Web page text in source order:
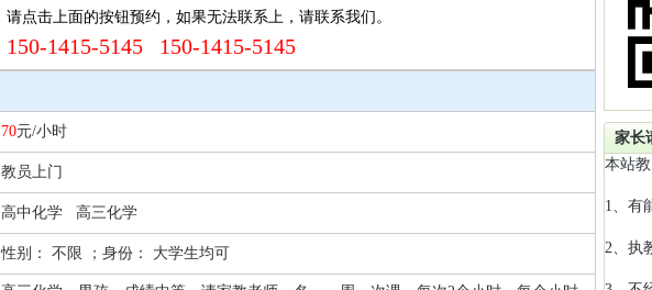
请点击上面的按钮预约，如果无法联系上，请联系我们。
150-1415-5145 150-1415-5145
70元/小时
教员上门
高中化学 高三化学
性别： 不限 ；身份： 大学生均可
家长
本站
1、有
2、执